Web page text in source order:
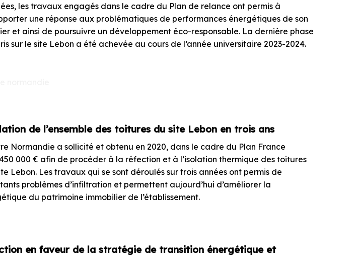
les travaux engagés dans le cadre du Plan de relance ont permis à
une réponse aux problématiques de performances énergétiques de son
et ainsi de poursuivre un développement éco-responsable. La dernière phase
sur le site Lebon a été achevée au cours de l’année universitaire 2023-2024.
de l’ensemble des toitures du site Lebon en trois ans
Normandie a sollicité et obtenu en 2020, dans le cadre du Plan France
000 € afin de procéder à la réfection et à l’isolation thermique des toitures
Lebon. Les travaux qui se sont déroulés sur trois années ont permis de
problèmes d’infiltration et permettent aujourd’hui d’améliorer la
du patrimoine immobilier de l’établissement.
en faveur de la stratégie de transition énergétique et